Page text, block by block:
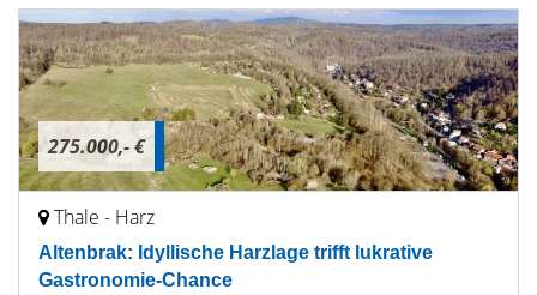
275.000,- €
Thale - Harz
Altenbrak: Idyllische Harzlage trifft lukrative
Gastronomie-Chance